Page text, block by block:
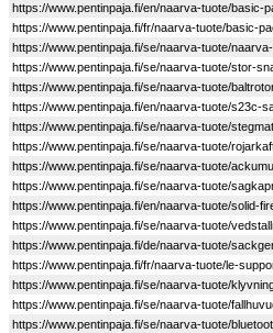
https://www.pentinpaja.fi/en/naarva-tuote/basic-
https://www.pentinpaja.fi/fr/naarva-tuote/basic-
https://www.pentinpaja.fi/se/naarva-tuote/
https://www.pentinpaja.fi/se/naarva-tuote/stor-
https://www.pentinpaja.fi/se/naarva-tuote/
https://www.pentinpaja.fi/en/naarva-tuote/s23c-
https://www.pentinpaja.fi/se/naarva-tuote/
https://www.pentinpaja.fi/se/naarva-tuote/
https://www.pentinpaja.fi/se/naarva-tuote/
https://www.pentinpaja.fi/se/naarva-tuote/
https://www.pentinpaja.fi/en/naarva-tuote/solid-
https://www.pentinpaja.fi/se/naarva-tuote/
https://www.pentinpaja.fi/de/naarva-tuote/
https://www.pentinpaja.fi/fr/naarva-tuote/le-
https://www.pentinpaja.fi/se/naarva-tuote/
https://www.pentinpaja.fi/se/naarva-tuote/
https://www.pentinpaja.fi/se/naarva-tuote/